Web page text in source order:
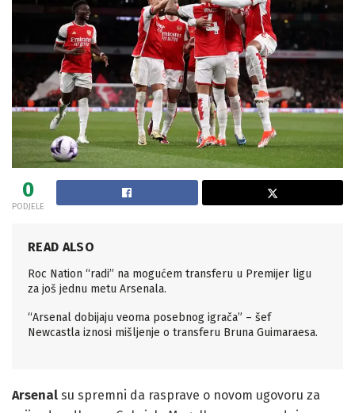
0
PODJELE
READ ALSO
Roc Nation “radi” na mogućem transferu u Premijer ligu
za još jednu metu Arsenala.
“Arsenal dobijaju veoma posebnog igrača” – šef
Newcastla iznosi mišljenje o transferu Bruna Guimaraesa.
Arsenal su spremni da rasprave o novom ugovoru za